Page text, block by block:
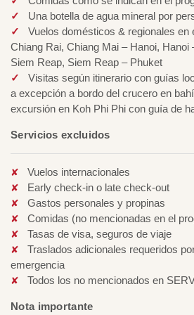
Una botella de agua mineral por
Vuelos domésticos & regionales
Chiang Rai, Chiang Mai – Hanoi, Hanoi
Siem Reap, Siem Reap – Phuket
Visitas según itinerario con guías
a excepción a bordo del crucero en
excursión en Koh Phi Phi con guía de
Servicios excluidos
Vuelos internacionales
Early check-in o late check-out
Gastos personales y propinas
Comidas (no mencionadas en el
Tasas de visa, seguros de viaje
Traslados adicionales requeridos
emergencia
Todos los no mencionados en
Nota importante